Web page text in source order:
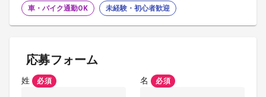
車・バイク通勤OK 未経験・初心者歓迎
応募フォーム
姓 必須 名 必須